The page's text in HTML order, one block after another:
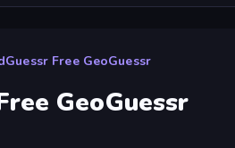
Free GeoGuessr
GeoGuessr